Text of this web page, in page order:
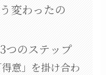
変わったの
つのステップ
意」を掛け合わ